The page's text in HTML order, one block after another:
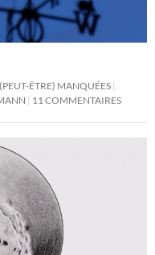
ÊTRE) MANQUÉES
11 COMMENTAIRES